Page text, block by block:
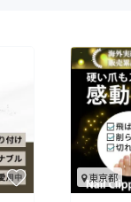
Good
machi-ya
東京都